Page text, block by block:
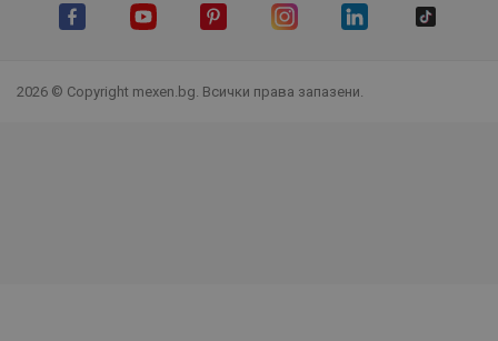
2026 © Copyright mexen.bg. Всички права запазени.